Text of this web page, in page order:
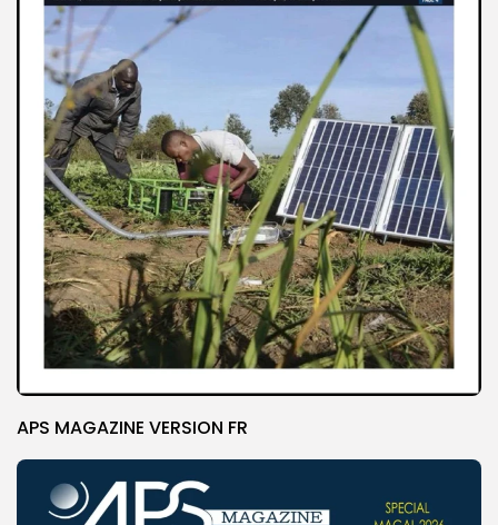
APS MAGAZINE VERSION FR